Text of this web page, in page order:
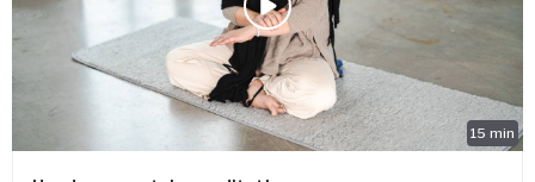
15 min